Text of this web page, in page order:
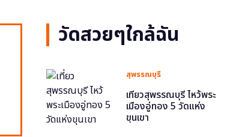
วัดสวยๆใกล้ฉัน
สุพรรณบุรี
เที่ยวสุพรรณบุรี ไหว้พระ
เมืองอู่ทอง 5 วัดแห่ง
ขุนเขา